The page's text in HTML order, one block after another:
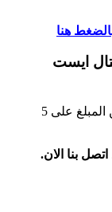
هنا
ايست
20% مقدم حجز و أيضا تقسيط الباقي من المبلغ على 5
بنا الان.